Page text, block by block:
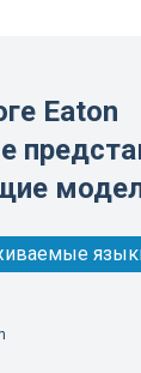
Eaton